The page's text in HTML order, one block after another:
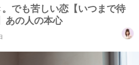
でも苦しい恋【いつまで待
あの人の本心